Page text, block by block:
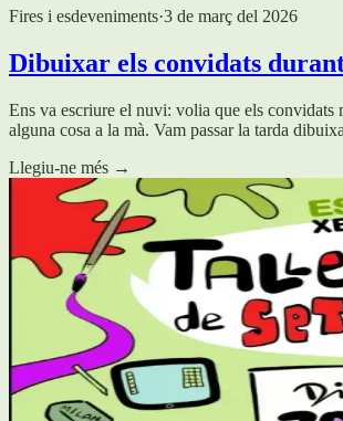
Fires i esdeveniments·3 de març del 2026
Dibuixar els convidats
Ens va escriure el nuvi: volia que els convidats
alguna cosa a la mà. Vam passar la tarda
Llegiu-ne més →